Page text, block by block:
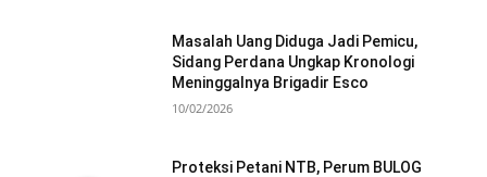
Masalah Uang Diduga Jadi Pemicu,
Sidang Perdana Ungkap Kronologi
Meninggalnya Brigadir Esco
10/02/2026
Proteksi Petani NTB, Perum BULOG